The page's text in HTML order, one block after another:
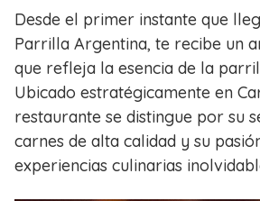
Desde el primer instante que
Parrilla Argentina, te recibe un
que refleja la esencia de la
Ubicado estratégicamente en
restaurante se distingue por su
carnes de alta calidad y su
experiencias culinarias